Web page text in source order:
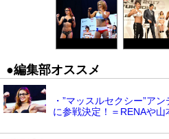
●編集部オススメ
・”マッスルセクシー”ア
に参戦決定！＝RENAや